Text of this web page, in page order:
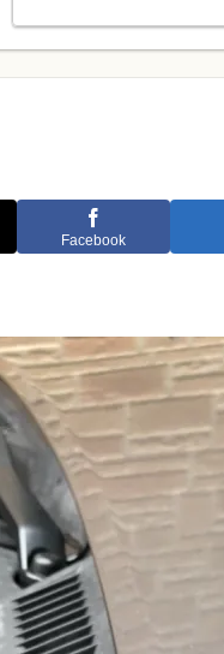
Facebook